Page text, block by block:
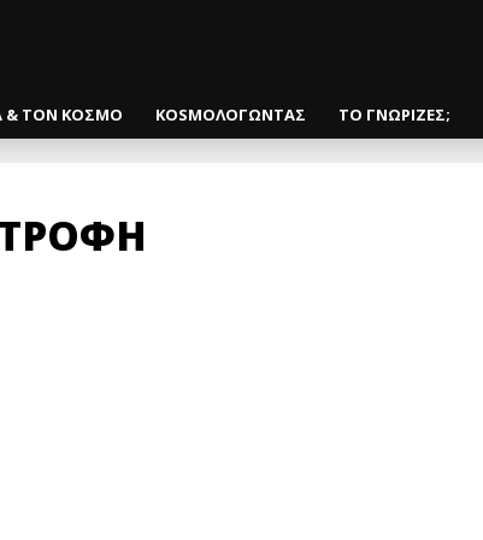
& ΤΟΝ ΚΟΣΜΟ KOSMOΛΟΓΩΝΤΑΣ ΤΟ ΓΝΩΡΙΖΕΣ;